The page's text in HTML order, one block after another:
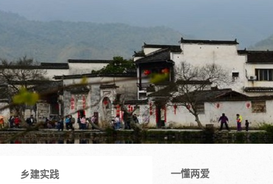
乡建实践 一懂两爱